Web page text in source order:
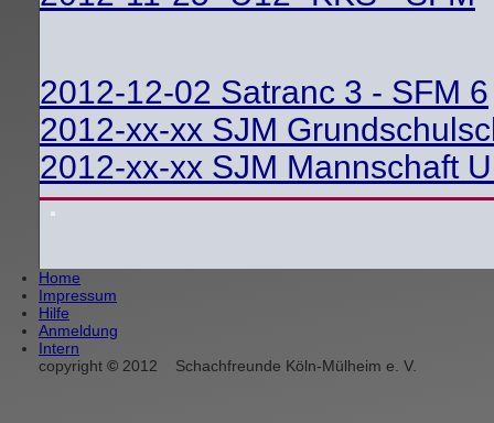
2012-12-02 Satranc 3 - SFM 6
2012-xx-xx SJM
2012-xx-xx SJM Mannschaft
Home
Impressum
Hilfe
Anmeldung
Intern
copyright © 2012 Schachfreunde Köln-Mülheim e. V.